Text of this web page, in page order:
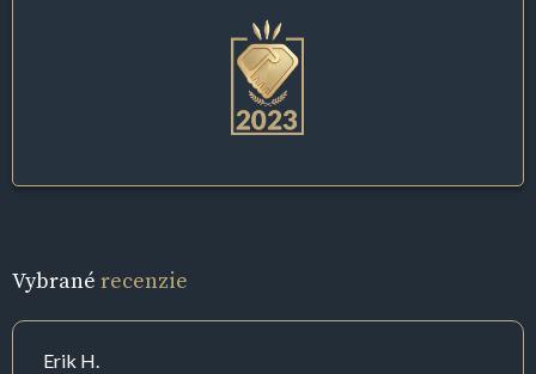
Vybrané recenzie
Erik H.